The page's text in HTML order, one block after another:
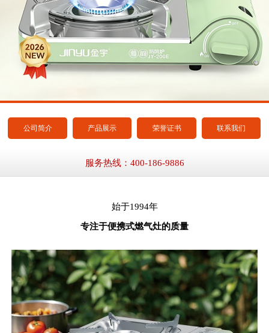
公司简介 产品展示 荣誉证书 联系我们
服务热线：400-186-9886
始于1994年
专注于便携式燃气灶的质量